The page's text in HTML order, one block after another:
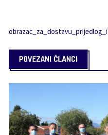
POVEZANI ČLANCI